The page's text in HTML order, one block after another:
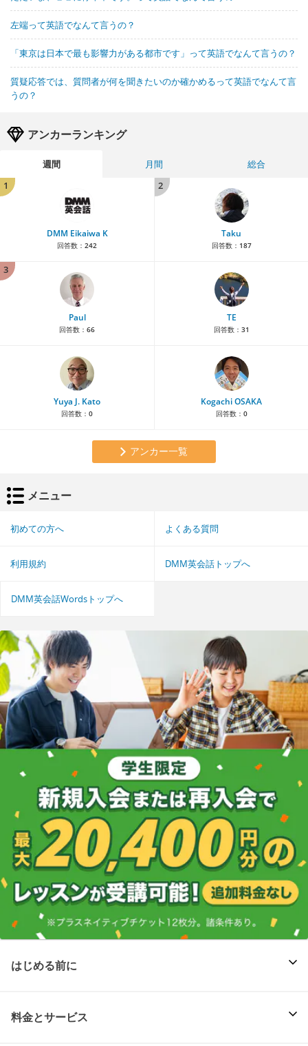
左端って英語でなんて言うの？
「東京は日本で最も影響力がある都市です」って英語でなんて言うの？
質疑応答では、質問者が何を聞きたいのか確かめるって英語でなんて言
うの？
アンカーランキング
週間 月間
総合
1
DMM Eikaiwa K
回答数： 242
2
Taku
回答数： 187
3
Paul
回答数： 66
TE
回答数： 31
Yuya J. Kato
回答数： 0
Kogachi OSAKA
回答数： 0
アンカー一覧
メニュー
初めての方へ よくある質問
利用規約 DMM英会話トップへ
DMM英会話Wordsトップへ
はじめる前に
料金とサービス